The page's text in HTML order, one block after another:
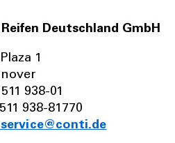
Deutschland GmbH
1
938-01
938-81770